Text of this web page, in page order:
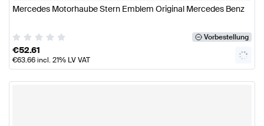
Mercedes Motorhaube Stern Emblem Original Mercedes Benz
Vorbestellung
€52.61
€63.66incl. 21% LV VAT